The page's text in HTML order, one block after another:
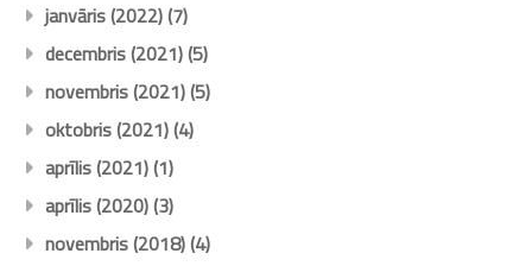
janvāris (2022)(7)
decembris (2021)(5)
novembris (2021)(5)
oktobris (2021)(4)
aprīlis (2021)(1)
aprīlis (2020)(3)
novembris (2018)(4)